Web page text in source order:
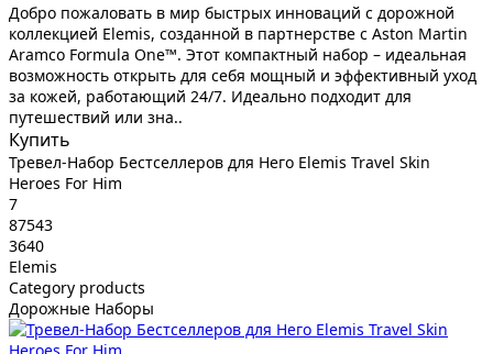
Добро пожаловать в мир быстрых инноваций с дорожной
коллекцией Elemis, созданной в партнерстве с Aston Martin
Aramco Formula One™. Этот компактный набор – идеальная
возможность открыть для себя мощный и эффективный уход
за кожей, работающий 24/7. Идеально подходит для
путешествий или зна..
Купить
Тревел-Набор Бестселлеров для Него Elemis Travel Skin
Heroes For Him
7
87543
3640
Elemis
Category products
Дорожные Наборы